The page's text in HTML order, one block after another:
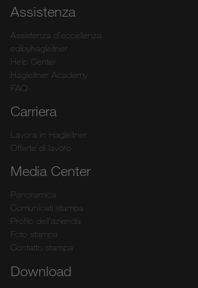
Assistenza
Assistenza d’eccellenza
edibyhagleitner
Help Center
Hagleitner Academy
FAQ
Carriera
Lavora in Hagleitner
Offerte di lavoro
Media Center
Panoramica
Comunicati stampa
Profilo dell'azienda
Foto stampa
Contatto stampa
Download